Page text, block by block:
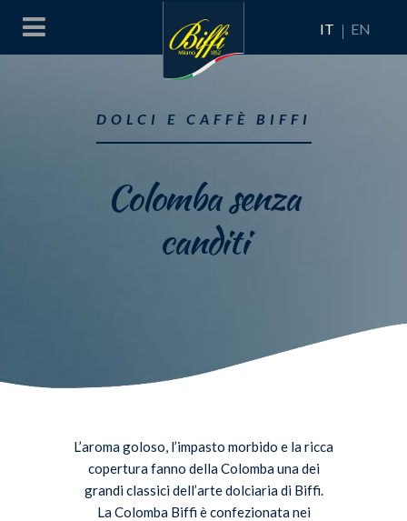
IT EN
DOLCI E CAFFÈ BIFFI
Colomba senza
canditi
L’aroma goloso, l’impasto morbido e la ricca
copertura fanno della Colomba una dei
grandi classici dell’arte dolciaria di Biffi.
La Colomba Biffi è confezionata nei